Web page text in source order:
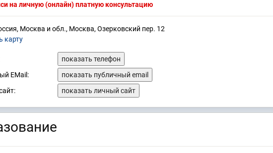
на личную (онлайн) платную консультацию
Москва и обл., Москва, Озерковский пер. 12
карту
показать телефон
EMail:
показать публичный email
показать личный сайт